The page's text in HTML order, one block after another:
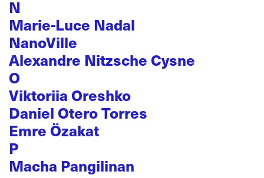
N
Marie-Luce Nadal
NanoVille
Alexandre Nitzsche Cysne
O
Viktoriia Oreshko
Daniel Otero Torres
Emre Özakat
P
Macha Pangilinan